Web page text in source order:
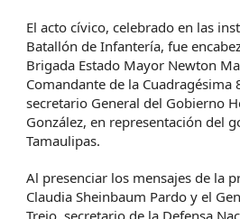
El acto cívico, celebrado en las
Batallón de Infantería, fue
Brigada Estado Mayor Newton
Comandante de la Cuadragésima
secretario General del Gobierno
González, en representación del
Tamaulipas.
Al presenciar los mensajes de la
Claudia Sheinbaum Pardo y el
Trejo, secretario de la Defensa